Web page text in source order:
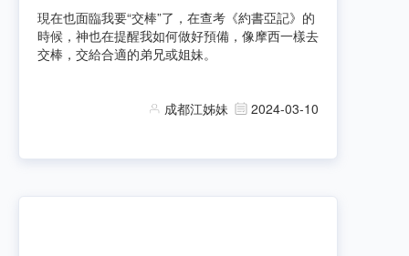
現在也面臨我要“交棒”了，在查考《約書亞記》的
時候，神也在提醒我如何做好預備，像摩西一樣去
交棒，交給合適的弟兄或姐妹。
成都江姊妹 2024-03-10